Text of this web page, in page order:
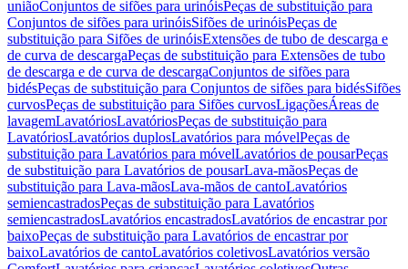
uniãoConjuntos de sifões para urinóisPeças de substituição para
Conjuntos de sifões para urinóisSifões de urinóisPeças de
substituição para Sifões de urinóisExtensões de tubo de descarga e
de curva de descargaPeças de substituição para Extensões de tubo
de descarga e de curva de descargaConjuntos de sifões para
bidésPeças de substituição para Conjuntos de sifões para bidésSifões
curvosPeças de substituição para Sifões curvosLigaçõesÁreas de
lavagemLavatóriosLavatóriosPeças de substituição para
LavatóriosLavatórios duplosLavatórios para móvelPeças de
substituição para Lavatórios para móvelLavatórios de pousarPeças
de substituição para Lavatórios de pousarLava-mãosPeças de
substituição para Lava-mãosLava-mãos de cantoLavatórios
semiencastradosPeças de substituição para Lavatórios
semiencastradosLavatórios encastradosLavatórios de encastrar por
baixoPeças de substituição para Lavatórios de encastrar por
baixoLavatórios de cantoLavatórios coletivosLavatórios versão